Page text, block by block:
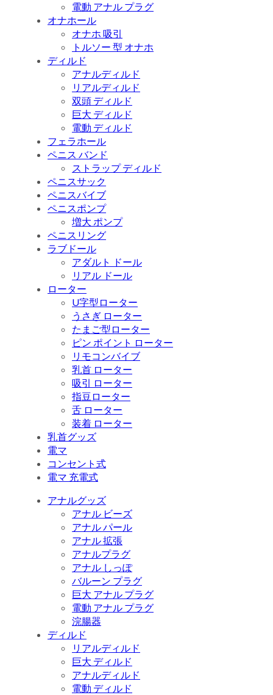
電動 アナル プラグ
オナホール
オナホ 吸引
トルソー 型 オナホ
ディルド
アナルディルド
リアルディルド
双頭 ディルド
巨大 ディルド
電動 ディルド
フェラホール
ペニス バンド
ストラップ ディルド
ペニスサック
ペニスバイブ
ペニスポンプ
増大 ポンプ
ペニスリング
ラブドール
アダルト ドール
リアル ドール
ローター
U字型ローター
うさぎ ローター
たまご型ローター
ピン ポイント ローター
リモコンバイブ
乳首 ローター
吸引 ローター
指豆ローター
舌 ローター
装着 ローター
乳首グッズ
電マ
コンセント式
電マ 充電式
アナルグッズ
アナル ビーズ
アナル パール
アナル 拡張
アナルプラグ
アナル しっぽ
バルーン プラグ
巨大 アナル プラグ
電動 アナル プラグ
浣腸器
ディルド
リアルディルド
巨大 ディルド
アナルディルド
電動 ディルド